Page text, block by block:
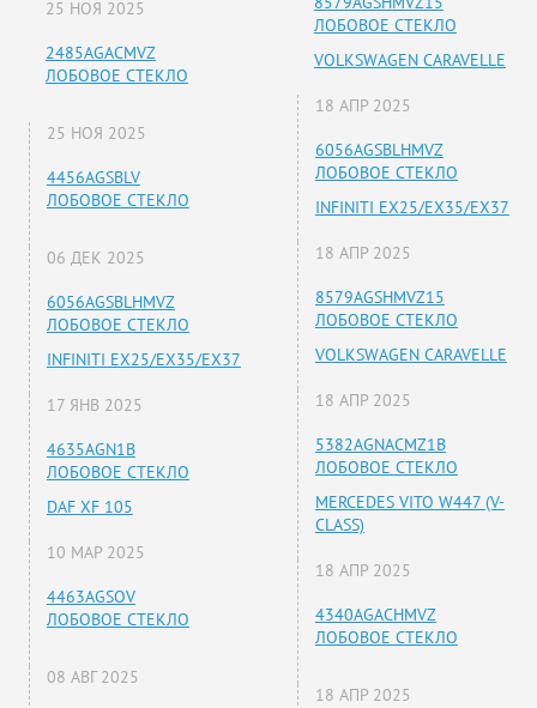
25 НОЯ 2025
2485AGACMVZ
ЛОБОВОЕ СТЕКЛО
25 НОЯ 2025
4456AGSBLV
ЛОБОВОЕ СТЕКЛО
06 ДЕК 2025
6056AGSBLHMVZ
ЛОБОВОЕ СТЕКЛО
INFINITI EX25/EX35/EX37
17 ЯНВ 2025
4635AGN1B
ЛОБОВОЕ СТЕКЛО
DAF XF 105
10 МАР 2025
4463AGSOV
ЛОБОВОЕ СТЕКЛО
08 АВГ 2025
ЛОБОВОЕ СТЕКЛО
VOLKSWAGEN CARAVELLE
18 АПР 2025
6056AGSBLHMVZ
ЛОБОВОЕ СТЕКЛО
INFINITI EX25/EX35/EX37
18 АПР 2025
8579AGSHMVZ15
ЛОБОВОЕ СТЕКЛО
VOLKSWAGEN CARAVELLE
18 АПР 2025
5382AGNACMZ1B
ЛОБОВОЕ СТЕКЛО
MERCEDES VITO W447 (V-
CLASS)
18 АПР 2025
4340AGACHMVZ
ЛОБОВОЕ СТЕКЛО
18 АПР 2025